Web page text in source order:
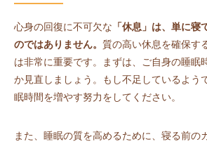
心身の回復に不可欠な 「休息」は、単に
のではありません。 質の高い休息を確保す
は非常に重要です。まずは、ご自身の睡眠
か見直しましょう。もし不足しているよう
眠時間を増やす努力をしてください。
また、睡眠の質を高めるために、寝る前の